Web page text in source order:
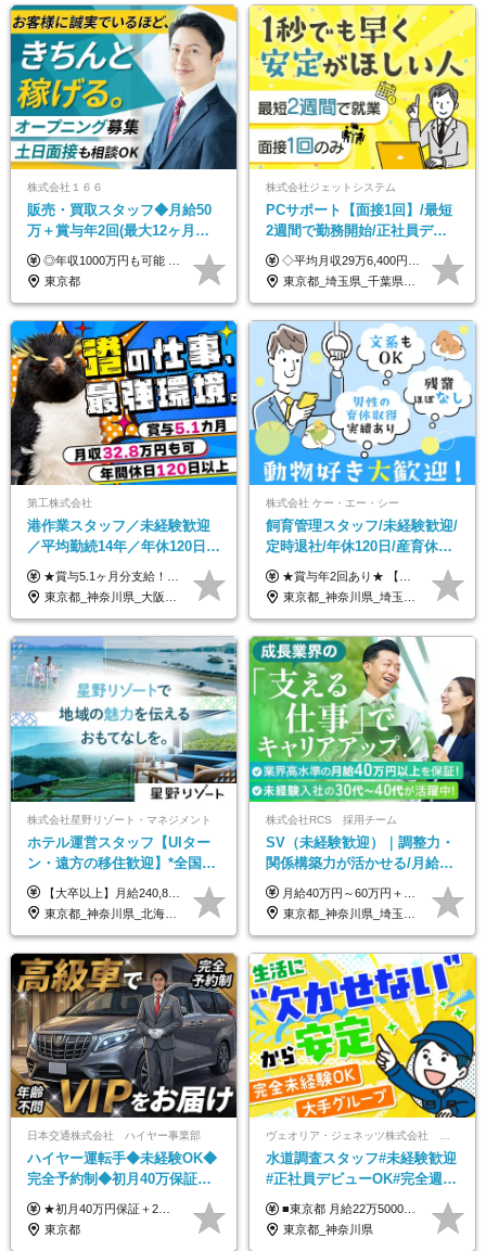
株式会社１６６
販売・買取スタッフ◆月給50
万＋賞与年2回(最大12ヶ月分
支給)◆前職給与保証◆年収
1000万可◆オープニング
◎年収1000万円も可能 ◎複雑な条件やノルマは一切なし！ 頑張った分だけシンプルに還元される給与体系です。 経験者の方には「前職給与保証」をお約束します！ ■月給50万円～80万円（役職手当を含む） ★平均月収：60～70万円程度 ★「〇件以上で支給」といった複雑な条件やノルマの縛りは一切ありません。 お客様に寄り添い、利益が出た分はしっかりとあなたの給与へ還元します！ ※経験・能力を考慮のうえ決定します。 ※試用期間3ヶ月あり。その間の待遇・給与に差異はありません。 ※上記の金額は固定残業代（20時間/5万円～）含んだ金額です。 超過分は別途記載します。
東京都
株式会社ジェットシステム
PCサポート【面接1回】/最短
2週間で勤務開始/正社員デビ
ュー歓迎/未経験9割以上/社員
寮・住宅手当あり
◇平均月収29万6,400円(各種手当含む) ◇住宅手当⇒最大家賃の半額支給 ◇賞与年2回支給 ■月給22万5,000円以上＋地域手当＋時間外手当＋住宅手当＋家族手当 ※経験やスキルに応じて給与を決定します ※試用期間2ヶ月あり（期間内は時給1,060円以上となります） └地域により上がる可能性があり／例：東京都時給1,370円 └その他待遇に差異なし ＜モデル月収例＞ 1年目：296,400円 3年目：320,000円 【固定残業代について】 なし（残業代は、実際の労働時間に応じて別途全額支給）
東京都_埼玉県_千葉県_愛知県_北海道_群馬県_長野県_富山県_石川県_静岡県_香川県_高知県_熊本県_長崎県_沖縄県
第工株式会社
港作業スタッフ／未経験歓迎
／平均勤続14年／年休120日以
上／食事手当・家族手当あり
／賞与5.1ヶ月分
★賞与5.1ヶ月分支給！ ★入社3年目・30代で年収730万円の先輩も活躍中！ ★入社1年目・20代で月収29万円の実績あり 月給：22.5万円～30.5万円＋各種手当＋賞与年2回＋残業代全額支給 ※経験・能力などを考慮のうえ決定します ※上記月給には食事手当(5000円／月）を含みます ※残業代は分単位で100％支給いたします ※試用期間3ヶ月。その間の給与・待遇に差異はありません 【月収例】 ◆33.5万円／31歳 入社7か月 ◆38.5万円／32歳 入社1年目 ◆48.4万円／44歳 入社12年目 ※経験・能力などを考慮のうえ決定 ※月収・給与例には休日手当も含みます 【手当詳細】 ◆交通費規定支給（上限3万5000円／月） ◆時間外手当全額支給 ◆休日出勤手当 ◆港湾住宅あり（1R・2万円台～） ◆資格取得支援制度：全額負担 ◆地域手当：関東地区1万円／月
東京都_神奈川県_大阪府_愛知県_兵庫県
株式会社 ケー・エー・シー
飼育管理スタッフ/未経験歓迎/
定時退社/年休120日/産育休実
績あり/連休取得OK/賞与年2
回/急募求人
★賞与年2回あり★ 【未経験の方】月給20万7,750円～＋賞与年2回＋残業代全額支給＋交通費支給 【生物系大卒の方】月給21万3,750円～＋賞与年2回＋残業代全額支給＋交通費支給 ★手当が充実★ ・資格手当（実験動物技術者2級：月3,000円、1級：月7,000円） ・家族手当 ・住宅費用補助（転居を伴う転勤の場合：最大5年間支給） ・残業代全額支給 ※入社5年目程度で賞与4.6ヶ月分の支給実績あり ※月給の金額は、能力やスキルを考慮して決定します ※試用期間6ヶ月あり（雇用形態・給与・待遇に差異なし）
東京都_神奈川県_埼玉県_大阪府_愛知県_茨城県_三重県_京都府_佐賀県
株式会社星野リゾート・マネジメント
ホテル運営スタッフ【UIター
ン・遠方の移住歓迎】*全国募
集*週休3日/年休161日可*未経
験OK*新規開業あり
【大卒以上】月給240,800円以上+賞与2回+各種手当 【短大・専門学校卒】月給204,400円以上+賞与2回+各種手当 【上記以外】月給187,000円以上+賞与2回+各種手当 ※経験、資格、能力等を考慮の上、決定いたします ※残業代全額支給 ※試用期間3ヶ月（条件変更なし）
東京都_神奈川県_北海道_青森県_山形県_福島県_栃木県_群馬県_山梨県_長野県_石川県_静岡県_岐阜県_京都府_広島県_島根県_山口県_高知県_長崎県_大分県_鹿児島県_沖縄県
株式会社RCS 採用チーム
SV（未経験歓迎）｜調整力・
関係構築力が活かせる/月給40
万円以上/30～40代活躍中/6か
月間の研修充実
月給40万円～60万円＋各種手当＋業績賞与 ◎経験や能力等を考慮し、優遇いたします！ ◎成果により業績賞与を年2回支給します！ 上記月給には、固定残業代として 「60,800円～95,000円（28時間分）」を含む。 超過分は別途全額支給します。
東京都_神奈川県_埼玉県_千葉県_大阪府_愛知県_北海道_青森県_岩手県_宮城県_秋田県_山形県_福島県_茨城県_栃木県_群馬県_新潟県_山梨県_長野県_富山県_石川県_福井県_静岡県_岐阜県_三重県_兵庫県_京都府_滋賀県_奈良県_和歌山県_広島県_岡山県_鳥取県_島根県_山口県_徳島県_香川県_愛媛県_高知県_福岡県_熊本県_佐賀県_長崎県_大分県_宮崎県_鹿児島県_沖縄県
日本交通株式会社 ハイヤー事業部
ハイヤー運転手◆未経験OK◆
完全予約制◆初月40万保証◆
平均年収600万◆約4ヶ月研修
あり◆運転は1日4hほど
★初月40万円保証＋2～6ヶ月目35万円保証 ★平均年収600万円 月給236,000円（一律手当含む）＋運転手当（運転した時間に応じて支給）＋残業代＋賞与年2回 ※基礎研修期間（10日間）は日給1万円を支給します ※試用期間中（3ヶ月）の給与・待遇に差異はありません ※残業代は全額支給します
東京都
水道調査スタッフ#未経験歓迎
#正社員デビューOK#完全週休
2日制#年休125日#資格取得支
援有#社員数千人以上
■東京都 月給22万5000円（東京地域手当3万円含）～25万円＋残業代全額支給＋各種手当 ■神奈川県 月給19万5000円～24万円＋残業代全額支給＋各種手当 ※年齢・経験を考慮し決定 ※試用期間3ヶ月（期間中の給与・待遇に差異はありません） ◆通勤手当あり（全額支給） ◆昇給年1回、賞与年2回。世界最大級の環境企業グループならではの安定した給与体系です。
東京都_神奈川県